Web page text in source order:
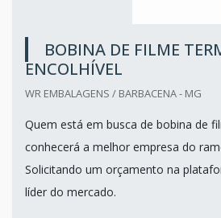
BOBINA DE FILME
ENCOLHÍVEL
WR EMBALAGENS / BARBACENA - MG
Quem está em busca de bobina de
conhecerá a melhor empresa do
Solicitando um orçamento na
líder do mercado.